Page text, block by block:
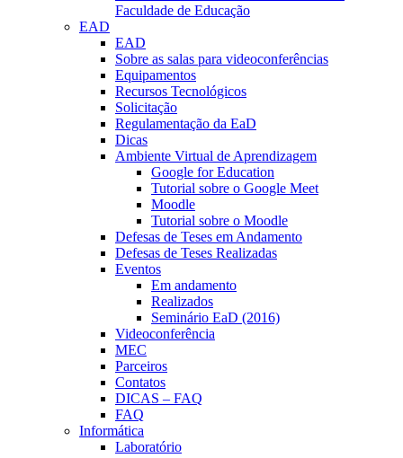
Faculdade de Educação
EAD
EAD
Sobre as salas para videoconferências
Equipamentos
Recursos Tecnológicos
Solicitação
Regulamentação da EaD
Dicas
Ambiente Virtual de Aprendizagem
Google for Education
Tutorial sobre o Google Meet
Moodle
Tutorial sobre o Moodle
Defesas de Teses em Andamento
Defesas de Teses Realizadas
Eventos
Em andamento
Realizados
Seminário EaD (2016)
Videoconferência
MEC
Parceiros
Contatos
DICAS – FAQ
FAQ
Informática
Laboratório